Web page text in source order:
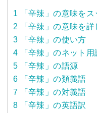
1 「辛辣」の意味をス
2 「辛辣」の意味を詳
3 「辛辣」の使い方
4 「辛辣」のネット
5 「辛辣」の語源
6 「辛辣」の類義語
7 「辛辣」の対義語
8 「辛辣」の英語訳